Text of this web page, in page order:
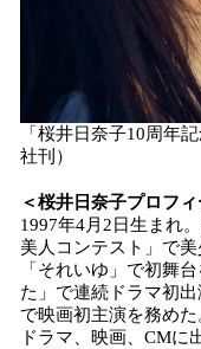
「桜井日奈子10周年
社刊）
＜桜井日奈子プロフィ
1997年4月2日生まれ
美人コンテスト」で
「それいゆ」で初舞
た」で連続ドラマ初
で映画初主演を務め
ドラマ、映画、CMに